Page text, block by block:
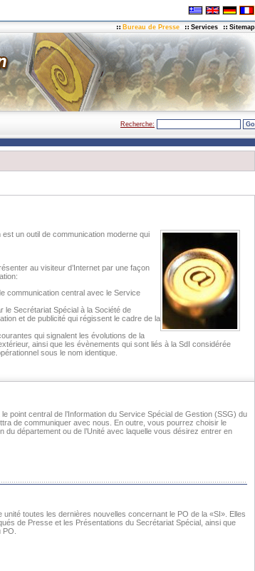
Bureau de Presse Services Sitemap
Recherche:
est un outil de communication moderne qui
au visiteur d’Internet par une façon
communication central avec le Service
le Secrétariat Spécial à la Société de
et de publicité qui régissent le cadre de la
qui signalent les évolutions de la
ainsi que les évènements qui sont liés à la SdI considérée
sous le nom identique.
le point central de l’Information du Service Spécial de Gestion (SSG) du
de communiquer avec nous. En outre, vous pourrez choisir le
du département ou de l’Unité avec laquelle vous désirez entrer en
unité toutes les dernières nouvelles concernant le PO de la «SI». Elles
de Presse et les Présentations du Secrétariat Spécial, ainsi que